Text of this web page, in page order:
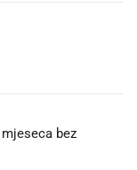
bez